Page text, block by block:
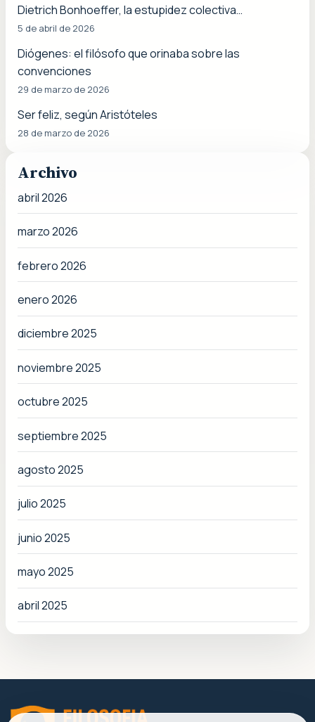
Dietrich Bonhoeffer, la estupidez colectiva…
5 de abril de 2026
Diógenes: el filósofo que orinaba sobre las
convenciones
29 de marzo de 2026
Ser feliz, según Aristóteles
28 de marzo de 2026
Archivo
abril 2026
marzo 2026
febrero 2026
enero 2026
diciembre 2025
noviembre 2025
octubre 2025
septiembre 2025
agosto 2025
julio 2025
junio 2025
mayo 2025
abril 2025